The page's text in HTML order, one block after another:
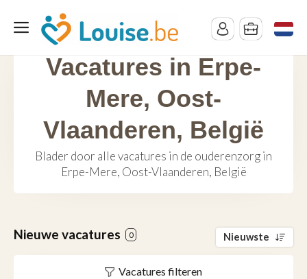
Vacatures in Erpe-
Mere, Oost-
Vlaanderen, België
Blader door alle vacatures in de ouderenzorg in
Erpe-Mere, Oost-Vlaanderen, België
Nieuwe vacatures 0 Nieuwste
Vacatures filteren